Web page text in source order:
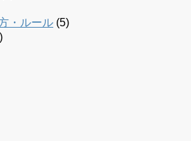
・ルール (5)